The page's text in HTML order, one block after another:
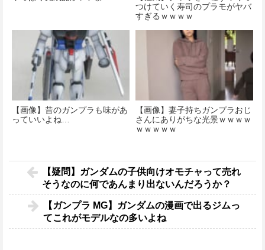
つけていく寿司のプラモがヤバ
すぎるｗｗｗｗ
【画像】昔のガンプラも味があ
っていいよね…
【画像】妻子持ちガンプラおじ
さんにありがちな光景ｗｗｗｗ
ｗｗｗｗｗ
【疑問】ガンダムの子供向けオモチャって売れ
そうなのに何であんまり出ないんだろうか？
【ガンプラ MG】ガンダムの漫画で出るジムっ
てこれがモデルなの多いよね